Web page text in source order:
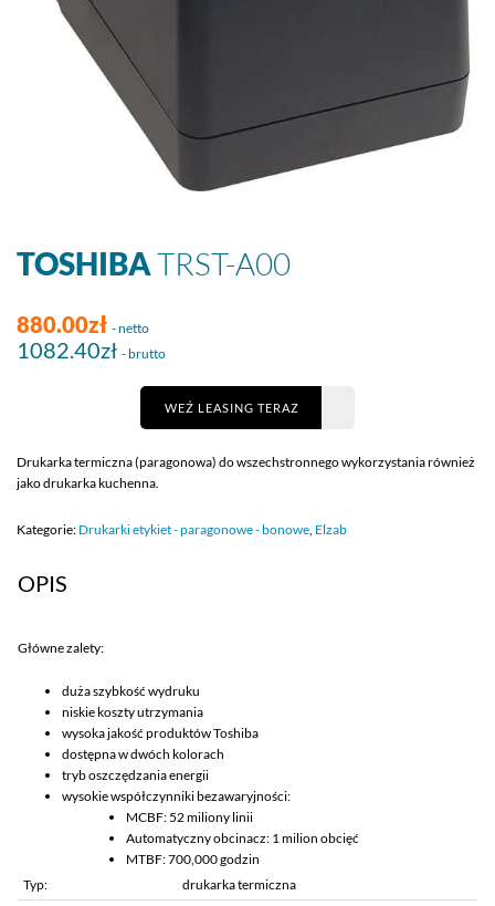
TOSHIBATRST-A00
880.00zł - netto
1082.40zł - brutto
WEŹ LEASING TERAZ
Drukarka termiczna (paragonowa) do wszechstronnego wykorzystania również
jako drukarka kuchenna.
Kategorie: Drukarki etykiet - paragonowe - bonowe, Elzab
OPIS
Główne zalety:
duża szybkość wydruku
niskie koszty utrzymania
wysoka jakość produktów Toshiba
dostępna w dwóch kolorach
tryb oszczędzania energii
wysokie współczynniki bezawaryjności:
MCBF: 52 miliony linii
Automatyczny obcinacz: 1 milion obcięć
MTBF: 700,000 godzin
Typ:
drukarka termiczna